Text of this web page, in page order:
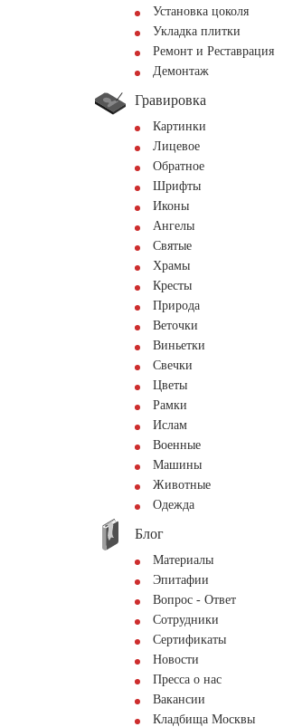
Установка цоколя
Укладка плитки
Ремонт и Реставрация
Демонтаж
Гравировка
Картинки
Лицевое
Обратное
Шрифты
Иконы
Ангелы
Святые
Храмы
Кресты
Природа
Веточки
Виньетки
Свечки
Цветы
Рамки
Ислам
Военные
Машины
Животные
Одежда
Блог
Материалы
Эпитафии
Вопрос - Ответ
Сотрудники
Сертификаты
Новости
Пресса о нас
Вакансии
Кладбища Москвы